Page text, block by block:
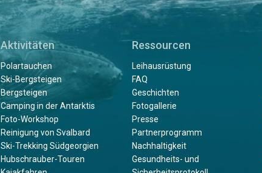
Aktivitäten
Polartauchen
Ski-Bergsteigen
Bergsteigen
Camping in der Antarktis
Foto-Workshop
Reinigung von Svalbard
Ski-Trekking Südgeorgien
Hubschrauber-Touren
Ressourcen
Leihausrüstung
FAQ
Geschichten
Fotogallerie
Presse
Partnerprogramm
Nachhaltigkeit
Gesundheits- und